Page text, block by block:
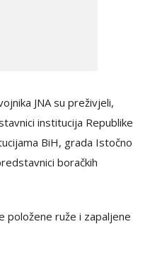
JNA su preživjeli,
institucija Republike
BiH, grada Istočno
boračkih
položene ruže i zapaljene